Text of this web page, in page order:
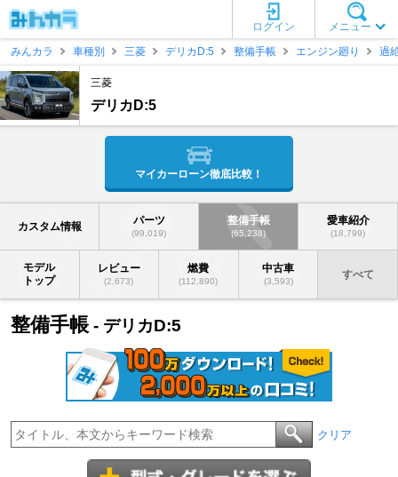
メニュー
ログイン
みんカラ
車種別 三菱 デリカD:5 整備手帳 エンジン廻り 過
三菱
デリカD:5
マイカーローン徹底比較！
カスタム情報 パーツ
(99,019)
整備手帳
(65,238)
愛車紹介
(18,799)
モデル
トップ
レビュー
(2,673)
燃費
(112,890)
中古車
(3,593)
すべて
整備手帳 - デリカD:5
クリア